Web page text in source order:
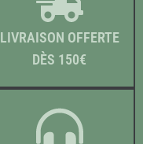
LIVRAISON OFFERTE
DÈS 150€